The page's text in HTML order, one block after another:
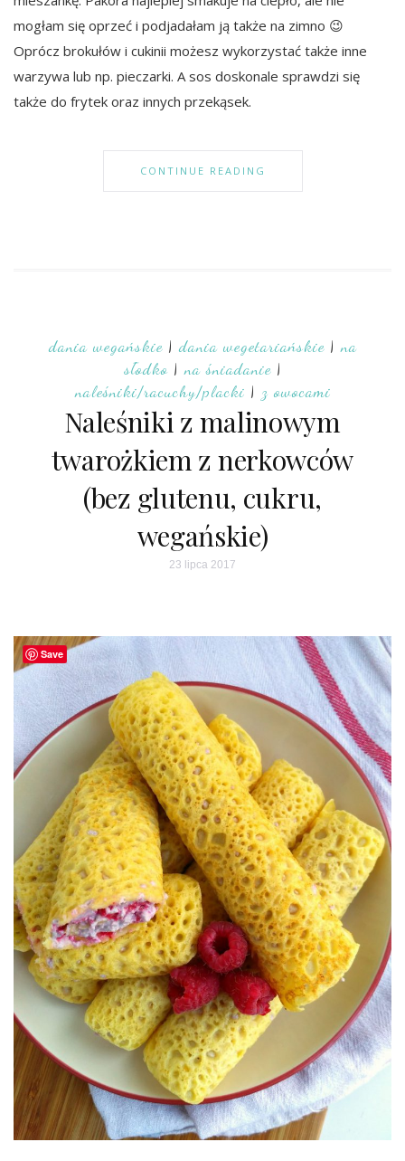
mogłam się oprzeć i podjadałam ją także na zimno 😉
Oprócz brokułów i cukinii możesz wykorzystać także inne
warzywa lub np. pieczarki. A sos doskonale sprawdzi się
także do frytek oraz innych przekąsek.
CONTINUE READING
dania wegańskie|dania wegetariańskie| na
słodko| na śniadanie|
naleśniki/racuchy/placki | z owocami
Naleśniki z malinowym
twarożkiem z nerkowców
(bez glutenu, cukru,
wegańskie)
23 lipca 2017
Save